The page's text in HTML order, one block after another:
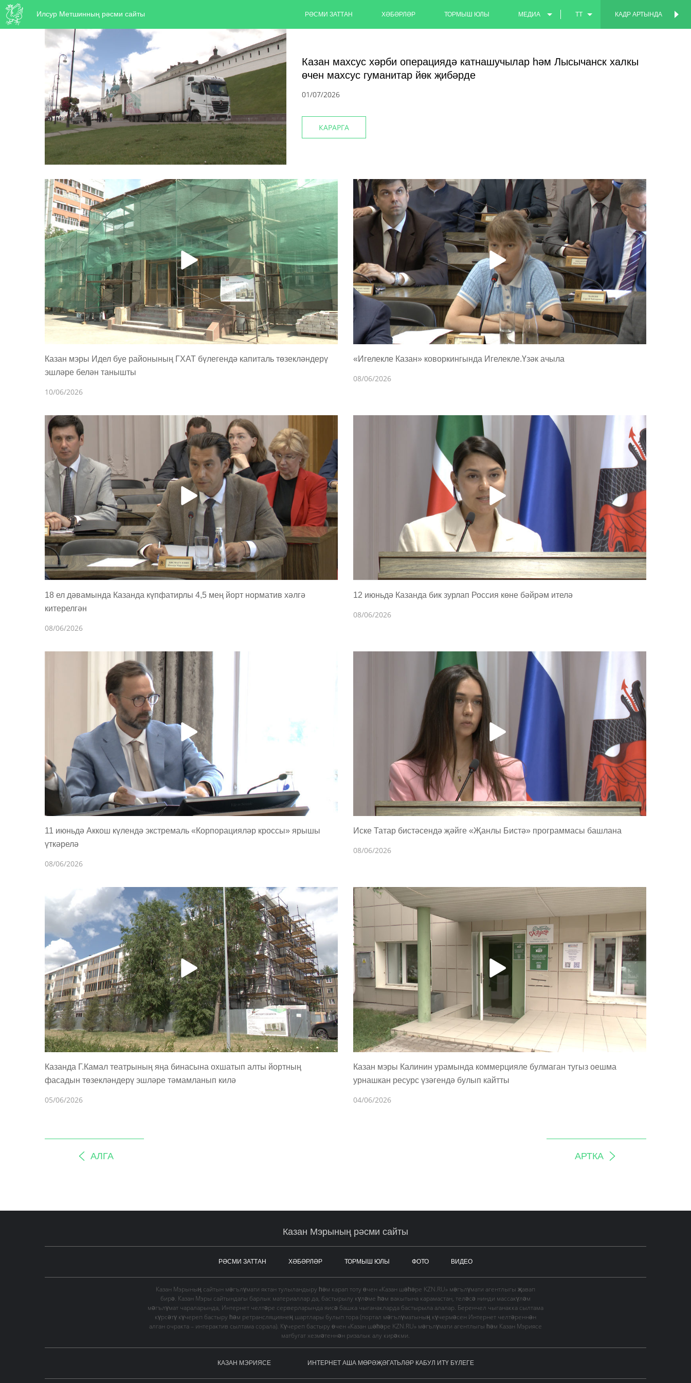
Илсур Метшинның рәсми сайты КАДР АРТЫНДА
РӘСМИ ЗАТТАН ХӘБӘРЛӘР ТОРМЫШ ЮЛЫ МЕДИА TT
Казан махсус хәрби операциядә катнашучылар һәм Лысычанск халкы
өчен махсус гуманитар йөк җибәрде
01/07/2026
КАРАРГА
Казан мэры Идел буе районының ГХАТ бүлегендә капиталь төзекләндерү
эшләре белән танышты
10/06/2026
«Игелекле Казан» коворкингында Игелекле.Үзәк ачыла
08/06/2026
18 ел дәвамында Казанда күпфатирлы 4,5 мең йорт норматив хәлгә
китерелгән
08/06/2026
12 июньдә Казанда бик зурлап Россия көне бәйрәм ителә
08/06/2026
11 июньдә Аккош күлендә экстремаль «Корпорацияләр кроссы» ярышы
үткәрелә
08/06/2026
Иске Татар бистәсендә җәйге «Җанлы Бистә» программасы башлана
08/06/2026
Казанда Г.Камал театрының яңа бинасына охшатып алты йортның
фасадын төзекләндерү эшләре тәмамланып килә
05/06/2026
Казан мэры Калинин урамында коммерцияле булмаган тугыз оешма
урнашкан ресурс үзәгендә булып кайтты
04/06/2026
АЛГА АРТКА
Казан Мэрының рәсми сайты
РӘСМИ ЗАТТАН ХӘБӘРЛӘР ТОРМЫШ ЮЛЫ ФОТО ВИДЕО
Казан Мэрының сайтын мәгълүмати яктан тулыландыру һәм карап тоту өчен «Казан шәһәре KZN.RU» мәгълүмати агентлыгы җавап
бирә. Казан Мэры сайтындагы барлык материаллар да, бастырылу күләме һәм вакытына карамастан, теләсә нинди массакүләм
мәгълүмат чараларында, Интернет челтәре серверларында яисә башка чыганакларда бастырыла алалар. Беренчел чыганакка сылтама
күрсәтү күчереп бастыру һәм ретрансляциянең шартлары булып тора (портал мәгълүматының күчермәсен Интернет челтәреннән
алган очракта – интерактив сылтама сорала). Күчереп бастыру өчен «Казан шәһәре KZN.RU» мәгълүмати агентлыгы һәм Казан Мэриясе
матбугат хезмәтеннән ризалык алу кирәкми.
КАЗАН МЭРИЯСЕ ИНТЕРНЕТ АША МӨРӘҖӘГАТЬЛӘР КАБУЛ ИТҮ БҮЛЕГЕ
КАДР АРТЫНДА